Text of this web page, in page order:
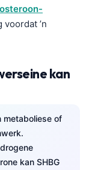
’n
kan
metaboliese of
kan SHBG